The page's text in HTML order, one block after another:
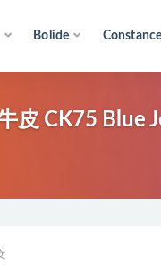
Bolide Constance
皮 CK75 Blue